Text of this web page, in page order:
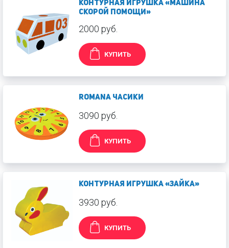
Контурная игрушка «Машина
скорой помощи»
2000 руб.
КУПИТЬ
Romana Часики
3090 руб.
КУПИТЬ
Контурная игрушка «Зайка»
3930 руб.
КУПИТЬ